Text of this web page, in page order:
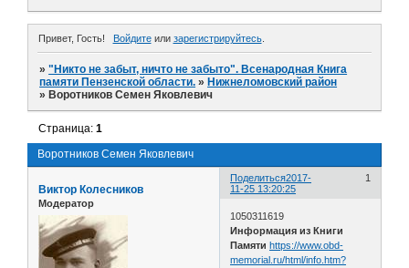
Привет, Гость! Войдитеили зарегистрируйтесь.
»"Никто не забыт, ничто не забыто". Всенародная Книга
памяти Пензенской области. » Нижнеломовский район
» Воротников Семен Яковлевич
Воротников Семен Яковлевич
Страница:1
Поделиться 1
2017-
11-25 13:20:25
Виктор Колесников
Модератор
1050311619
Информация из Книги
Памяти https://www.obd-
memorial.ru/html/info.htm?